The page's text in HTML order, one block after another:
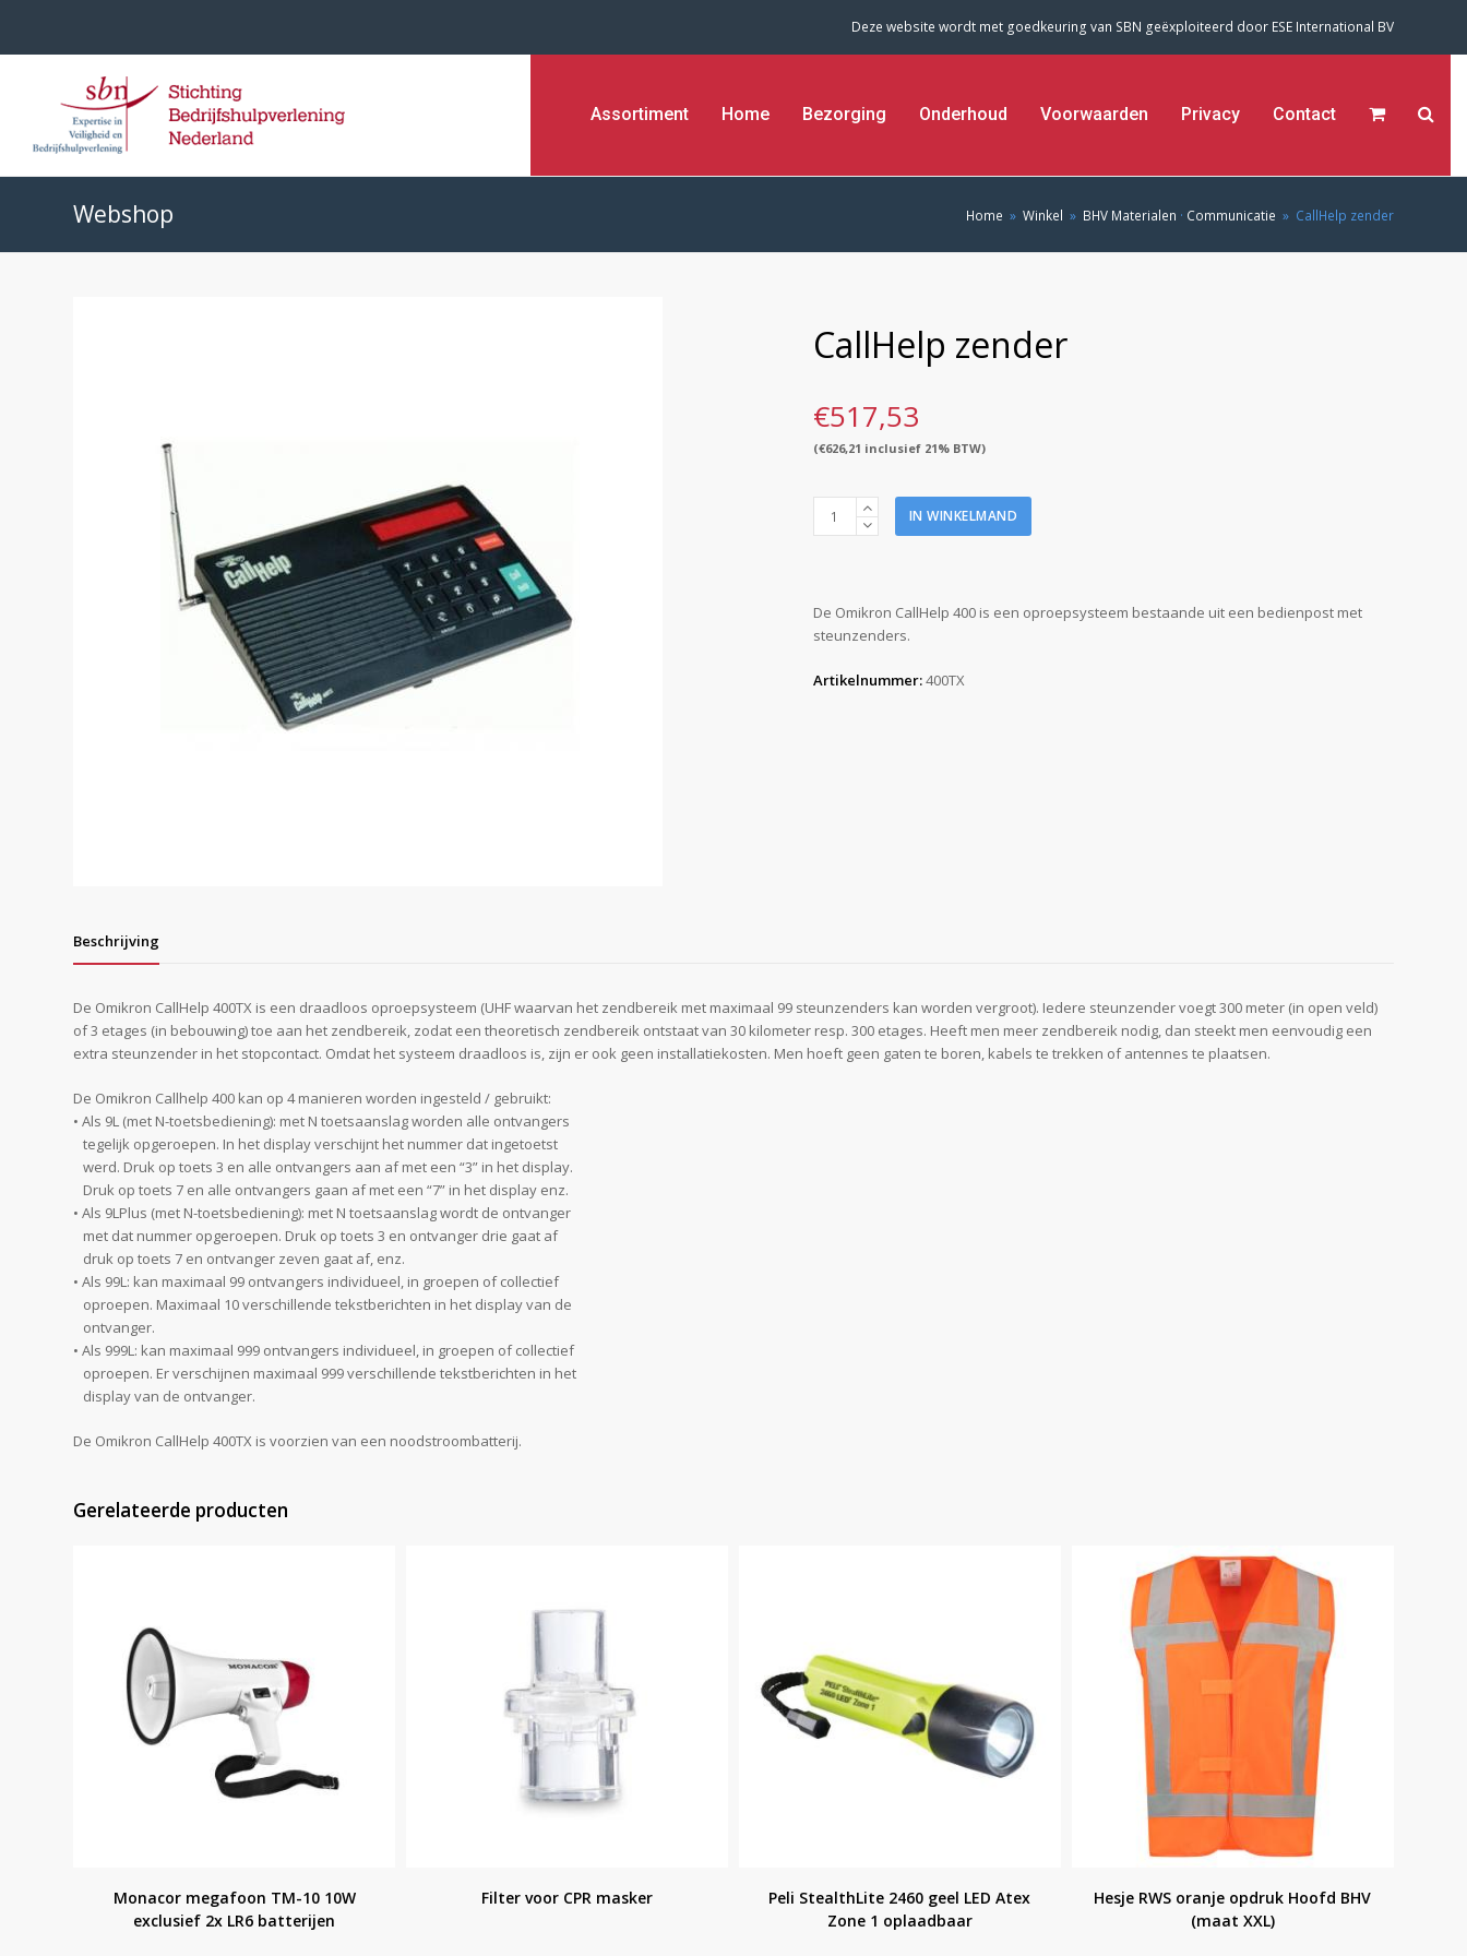
Deze website wordt met goedkeuring van SBN geëxploiteerd door ESE International BV
Assortiment Home Bezorging Onderhoud Voorwaarden Privacy Contact
Webshop Home » Winkel » BHV Materialen · Communicatie » CallHelp zender
CallHelp zender
€517,53
(€626,21 inclusief 21% BTW)
CallHelp
zender
IN WINKELMAND
De Omikron CallHelp 400 is een oproepsysteem bestaande uit een bedienpost met
steunzenders.
Artikelnummer:400TX
Beschrijving
De Omikron CallHelp 400TX is een draadloos oproepsysteem (UHF waarvan het zendbereik met maximaal 99 steunzenders kan worden vergroot). Iedere steunzender voegt 300 meter (in open veld)
of 3 etages (in bebouwing) toe aan het zendbereik, zodat een theoretisch zendbereik ontstaat van 30 kilometer resp. 300 etages. Heeft men meer zendbereik nodig, dan steekt men eenvoudig een
extra steunzender in het stopcontact. Omdat het systeem draadloos is, zijn er ook geen installatiekosten. Men hoeft geen gaten te boren, kabels te trekken of antennes te plaatsen.
De Omikron Callhelp 400 kan op 4 manieren worden ingesteld / gebruikt:
• Als 9L (met N-toetsbediening): met N toetsaanslag worden alle ontvangers
tegelijk opgeroepen. In het display verschijnt het nummer dat ingetoetst
werd. Druk op toets 3 en alle ontvangers aan af met een “3” in het display.
Druk op toets 7 en alle ontvangers gaan af met een “7” in het display enz.
• Als 9LPlus (met N-toetsbediening): met N toetsaanslag wordt de ontvanger
met dat nummer opgeroepen. Druk op toets 3 en ontvanger drie gaat af
druk op toets 7 en ontvanger zeven gaat af, enz.
• Als 99L: kan maximaal 99 ontvangers individueel, in groepen of collectief
oproepen. Maximaal 10 verschillende tekstberichten in het display van de
ontvanger.
• Als 999L: kan maximaal 999 ontvangers individueel, in groepen of collectief
oproepen. Er verschijnen maximaal 999 verschillende tekstberichten in het
display van de ontvanger.
De Omikron CallHelp 400TX is voorzien van een noodstroombatterij.
Gerelateerde producten
Monacor megafoon TM-10 10W
exclusief 2x LR6 batterijen
Filter voor CPR masker
Peli StealthLite 2460 geel LED Atex
Zone 1 oplaadbaar
Hesje RWS oranje opdruk Hoofd BHV
(maat XXL)